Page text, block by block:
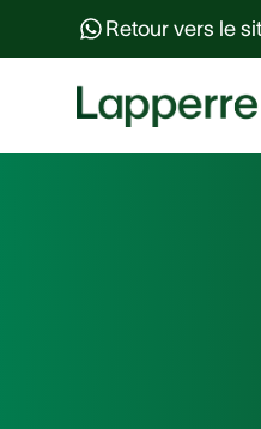
Retour vers le
Découvrez